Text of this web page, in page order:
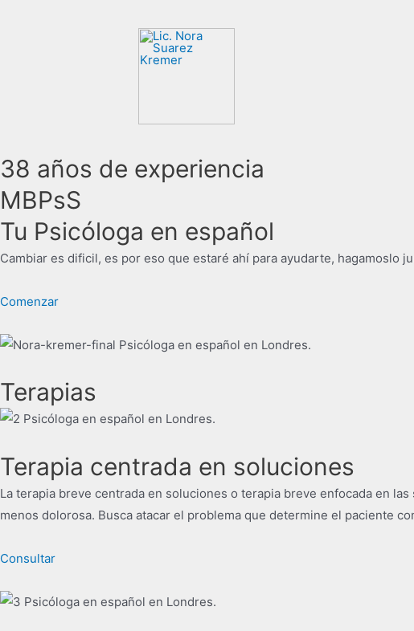
38 años de experiencia
MBPsS
Tu Psicóloga en español
Cambiar es dificil, es por eso que estaré ahí para ayudarte, hagamoslo
Comenzar
Terapias
Terapia centrada en soluciones
La terapia breve centrada en soluciones o terapia breve enfocada en
menos dolorosa. Busca atacar el problema que determine el paciente
Consultar